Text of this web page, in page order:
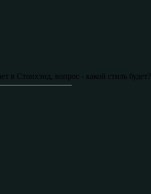
в Стонхэнд, вопрос - какой стиль будет?